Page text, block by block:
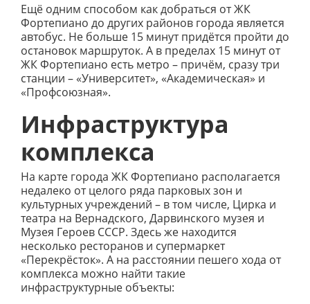
Ещё одним способом как добраться от ЖК
Фортепиано до других районов города является
автобус. Не больше 15 минут придётся пройти до
остановок маршруток. А в пределах 15 минут от
ЖК Фортепиано есть метро – причём, сразу три
станции – «Университет», «Академическая» и
«Профсоюзная».
Инфраструктура
комплекса
На карте города ЖК Фортепиано располагается
недалеко от целого ряда парковых зон и
культурных учреждений – в том числе, Цирка и
театра на Вернадского, Дарвинского музея и
Музея Героев СССР. Здесь же находится
несколько ресторанов и супермаркет
«Перекрёсток». А на расстоянии пешего хода от
комплекса можно найти такие
инфраструктурные объекты: